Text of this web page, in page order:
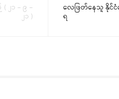
၂၁ – ၉ –
၂၁ )
လေဖြတ်နေသူ နိုင်ငံ
ရ